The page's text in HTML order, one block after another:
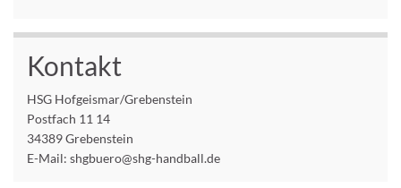
Kontakt
HSG Hofgeismar/Grebenstein
Postfach 11 14
34389 Grebenstein
E-Mail: shgbuero@shg-handball.de